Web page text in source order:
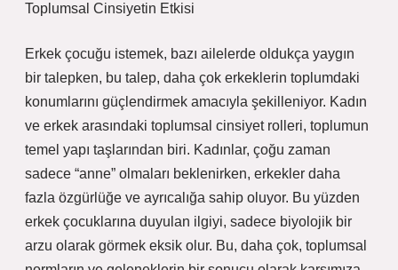
Toplumsal Cinsiyetin Etkisi
Erkek çocuğu istemek, bazı ailelerde oldukça yaygın
bir talepken, bu talep, daha çok erkeklerin toplumdaki
konumlarını güçlendirmek amacıyla şekilleniyor. Kadın
ve erkek arasındaki toplumsal cinsiyet rolleri, toplumun
temel yapı taşlarından biri. Kadınlar, çoğu zaman
sadece “anne” olmaları beklenirken, erkekler daha
fazla özgürlüğe ve ayrıcalığa sahip oluyor. Bu yüzden
erkek çocuklarına duyulan ilgiyi, sadece biyolojik bir
arzu olarak görmek eksik olur. Bu, daha çok, toplumsal